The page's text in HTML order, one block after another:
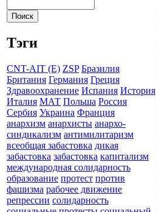
Тэги
CNT-AIT (E) ZSP Бразилия
Британия Германия Греция
Здравоохранение Испания История
Италия МАТ Польша Россия
Сербия Украина Франция
анархизм анархисты анархо-
синдикализм антимилитаризм
всеобщая забастовка дикая
забастовка забастовка капитализм
международная солидарность
образование протест против
фашизма рабочее движение
репрессии солидарность